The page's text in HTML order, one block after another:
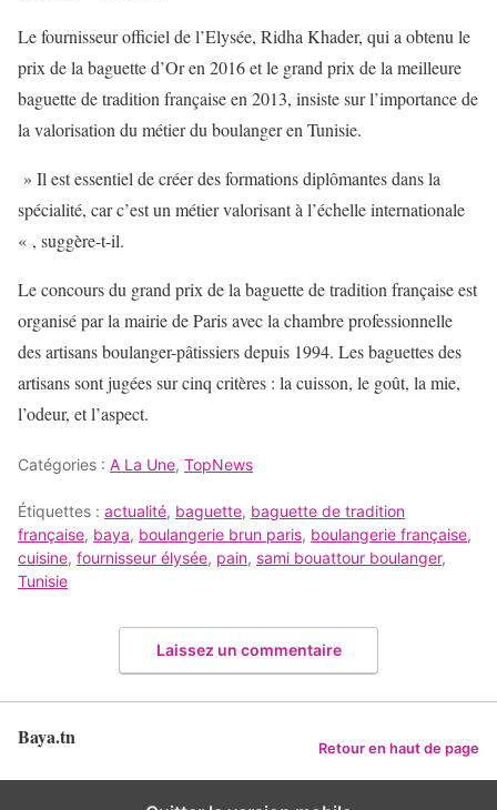
Le fournisseur officiel de l’Elysée, Ridha Khader, qui a obtenu le
prix de la baguette d’Or en 2016 et le grand prix de la meilleure
baguette de tradition française en 2013, insiste sur l’importance de
la valorisation du métier du boulanger en Tunisie.
» Il est essentiel de créer des formations diplômantes dans la
spécialité, car c’est un métier valorisant à l’échelle internationale
« , suggère-t-il.
Le concours du grand prix de la baguette de tradition française est
organisé par la mairie de Paris avec la chambre professionnelle
des artisans boulanger-pâtissiers depuis 1994. Les baguettes des
artisans sont jugées sur cinq critères : la cuisson, le goût, la mie,
l’odeur, et l’aspect.
Catégories : A La Une, TopNews
Étiquettes : actualité, baguette, baguette de tradition
française, baya, boulangerie brun paris, boulangerie française,
cuisine, fournisseur élysée, pain, sami bouattour boulanger,
Tunisie
Laissez un commentaire
Baya.tn Retour en haut de page